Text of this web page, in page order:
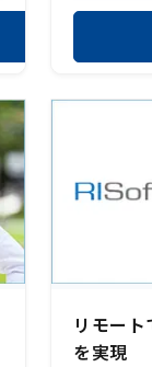
リモー
を実現